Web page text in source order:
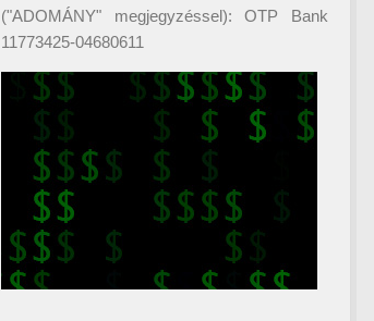
("ADOMÁNY" megjegyzéssel): OTP Bank
11773425-04680611